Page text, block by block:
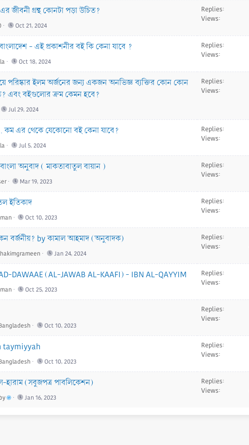
এর জীবনী গ্রন্থ কোনটা পড়া উচিত?
Oct 21, 2024
Replies
Views
- এই প্রকাশনীর বই কি কেনা যাবে ?
Oct 18, 2024
Replies
Views
পরিষ্কার ইলম অর্জনের জন্য একজন অনভিজ্ঞ ব্যক্তির কোন কোন
এবং বইগুলোর ক্রম কেমন হবে?
Jul 29, 2024
Replies
Views
কম এর থেকে যেকোনো বই কেনা যাবে?
Jul 5, 2024
Replies
Views
অনুবাদ ( মাকতাবাতুল বায়ান )
Mar 19, 2023
Replies
Views
ইতিকাদ
Oct 10, 2023
Replies
Views
বর্জনীয়? by কামাল আহমাদ (অনুবাদক)
Jan 24, 2024
Replies
Views
DAWAAE (AL-JAWAB AL-KAAFI) - IBN AL-QAYYIM
Oct 25, 2023
Replies
Views
Oct 10, 2023
Replies
Views
taymiyyah
Oct 10, 2023
Replies
Views
হারাম (সবুজপত্র পাবলিকেশন)
Jan 16, 2023
Replies
Views